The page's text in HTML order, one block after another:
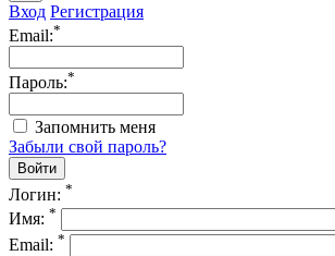
Вход Регистрация
Email:*
Пароль:*
Запомнить меня
Забыли свой пароль?
Логин: *
Имя: *
Email: *